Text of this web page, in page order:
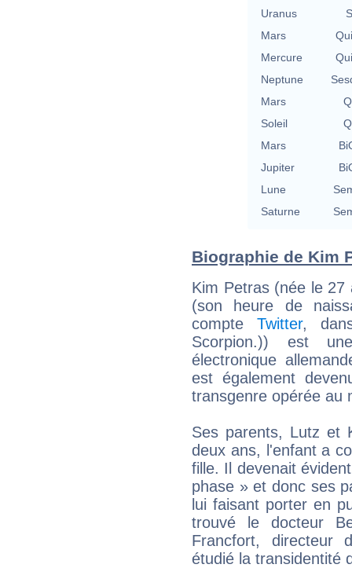
Uranus
Mars
Mercure
Neptune
Mars
Soleil
Mars
Jupiter
Lune
Saturne
Biographie de Kim
Kim Petras (née le 27
(son heure de
compte Twitter,
Scorpion.)) est
électronique
est également
transgenre opérée au
Ses parents, Lutz et
deux ans, l'enfant a
fille. Il devenait
phase » et donc ses
lui faisant porter en
trouvé le docteur
Francfort, directeur
étudié la transidentité